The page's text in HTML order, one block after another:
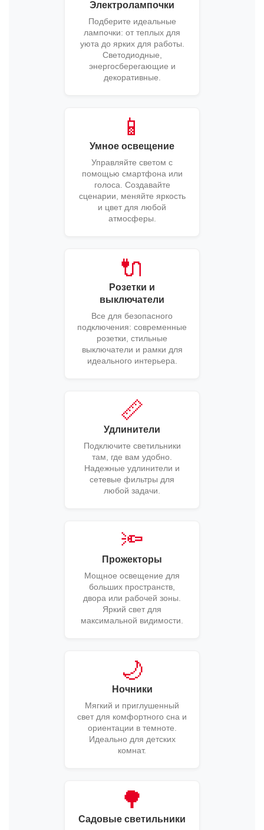
Электролампочки
Подберите идеальные
лампочки: от теплых для
уюта до ярких для работы.
Светодиодные,
энергосберегающие и
декоративные.
📱
Умное освещение
Управляйте светом с
помощью смартфона или
голоса. Создавайте
сценарии, меняйте яркость
и цвет для любой
атмосферы.
🔌
Розетки и
выключатели
Все для безопасного
подключения: современные
розетки, стильные
выключатели и рамки для
идеального интерьера.
📏
Удлинители
Подключите светильники
там, где вам удобно.
Надежные удлинители и
сетевые фильтры для
любой задачи.
🔦
Прожекторы
Мощное освещение для
больших пространств,
двора или рабочей зоны.
Яркий свет для
максимальной видимости.
🌙
Ночники
Мягкий и приглушенный
свет для комфортного сна и
ориентации в темноте.
Идеально для детских
комнат.
🌳
Садовые светильники